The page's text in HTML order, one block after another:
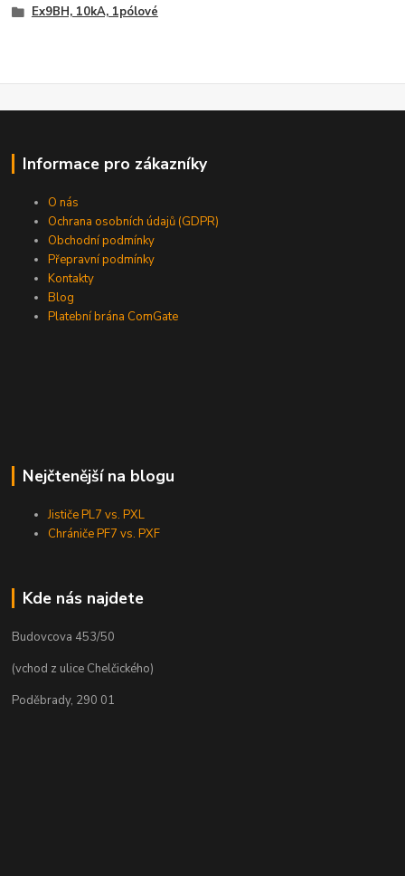
Ex9BH, 10kA, 1pólové
Informace pro zákazníky
O nás
Ochrana osobních údajů (GDPR)
Obchodní podmínky
Přepravní podmínky
Kontakty
Blog
Platební brána ComGate
Nejčtenější na blogu
Jističe PL7 vs. PXL
Chrániče PF7 vs. PXF
Kde nás najdete
Budovcova 453/50
(vchod z ulice Chelčického)
Poděbrady, 290 01